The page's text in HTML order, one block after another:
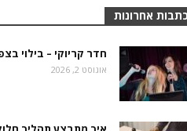
אחרונות
חדר קריוקי – בילוי
אוגוסט 2, 2026